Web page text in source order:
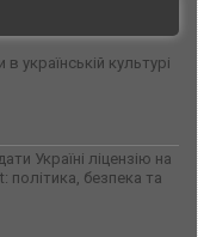
українській культурі
Україні ліцензію на
політика, безпека та